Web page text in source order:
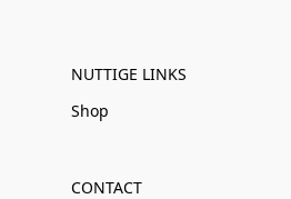
NUTTIGE LINKS
Shop
CONTACT